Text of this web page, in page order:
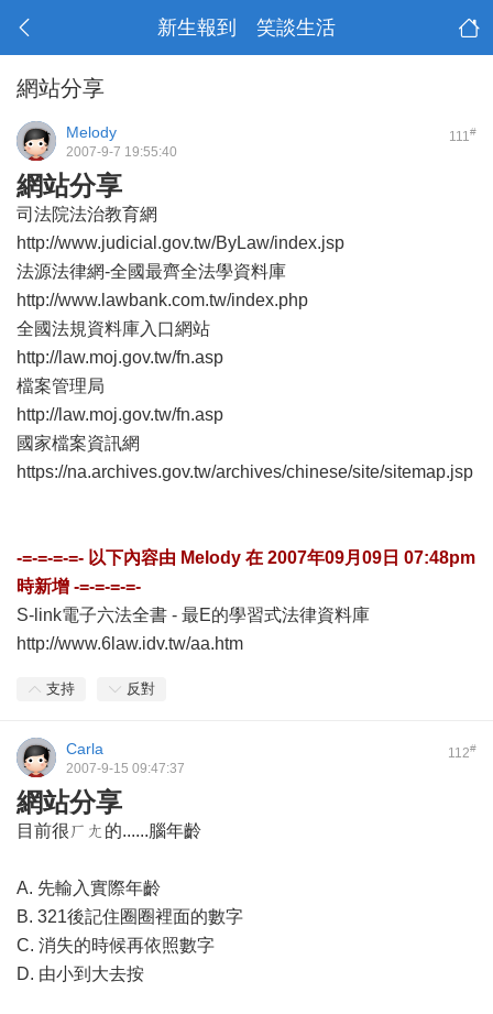
新生報到 笑談生活
網站分享
111#
Melody
2007-9-7 19:55:40
網站分享
司法院法治教育網
http://www.judicial.gov.tw/ByLaw/index.jsp
法源法律網-全國最齊全法學資料庫
http://www.lawbank.com.tw/index.php
全國法規資料庫入口網站
http://law.moj.gov.tw/fn.asp
檔案管理局
http://law.moj.gov.tw/fn.asp
國家檔案資訊網
https://na.archives.gov.tw/archives/chinese/site/sitemap.jsp
-=-=-=-=- 以下內容由 Melody 在 2007年09月09日 07:48pm
時新增 -=-=-=-=-
S-link電子六法全書 - 最E的學習式法律資料庫
http://www.6law.idv.tw/aa.htm
支持 反對
112#
Carla
2007-9-15 09:47:37
網站分享
目前很ㄏㄤ的......腦年齡
A. 先輸入實際年齡
B. 321後記住圈圈裡面的數字
C. 消失的時候再依照數字
D. 由小到大去按